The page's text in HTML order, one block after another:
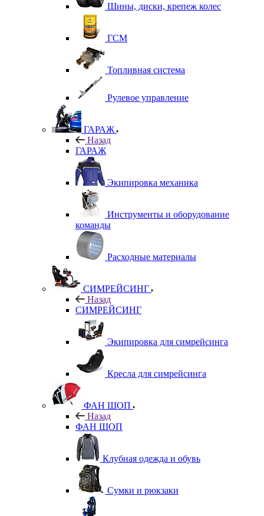
Шины, диски, крепеж колес
ГСМ
Топливная система
Рулевое управление
ГАРАЖ
Назад
ГАРАЖ
Экипировка механика
Инструменты и оборудование
команды
Расходные материалы
СИМРЕЙСИНГ
Назад
СИМРЕЙСИНГ
Экипировка для симрейсинга
Кресла для симрейсинга
ФАН ШОП
Назад
ФАН ШОП
Клубная одежда и обувь
Сумки и рюкзаки